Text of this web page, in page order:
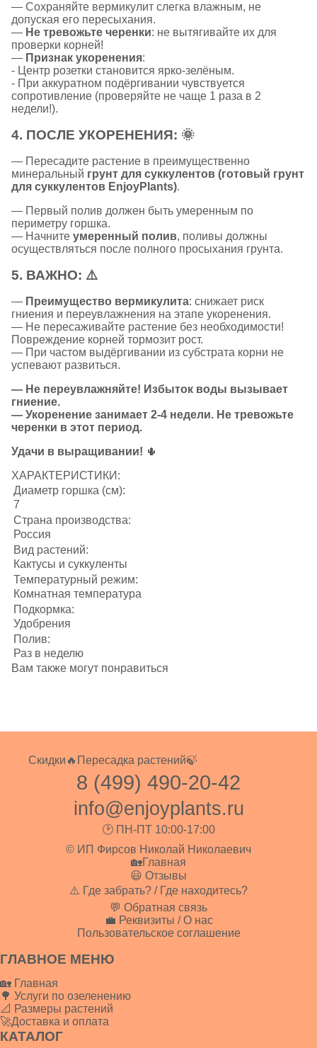
— Сохраняйте вермикулит слегка влажным, не
допуская его пересыхания.
— Не тревожьте черенки: не вытягивайте их для
проверки корней!
— Признак укоренения:
- Центр розетки становится ярко-зелёным.
- При аккуратном подёргивании чувствуется
сопротивление (проверяйте не чаще 1 раза в 2
недели!).
4. ПОСЛЕ УКОРЕНЕНИЯ: 🌞
— Пересадите растение в преимущественно
минеральный грунт для суккулентов (готовый грунт
для суккулентов EnjoyPlants).
— Первый полив должен быть умеренным по
периметру горшка.
— Начните умеренный полив, поливы должны
осуществляться после полного просыхания грунта.
5. ВАЖНО: ⚠️
— Преимущество вермикулита: снижает риск
гниения и переувлажнения на этапе укоренения.
— Не пересаживайте растение без необходимости!
Повреждение корней тормозит рост.
— При частом выдёргивании из субстрата корни не
успевают развиться.
— Не переувлажняйте! Избыток воды вызывает
гниение.
— Укоренение занимает 2-4 недели. Не тревожьте
черенки в этот период.
Удачи в выращивании! 🌵
ХАРАКТЕРИСТИКИ:
Диаметр горшка (см):
7
Страна производства:
Россия
Вид растений:
Кактусы и суккуленты
Температурный режим:
Комнатная температура
Подкормка:
Удобрения
Полив:
Раз в неделю
Вам также могут понравиться
Скидки🔥 Пересадка растений🍃
8 (499) 490-20-42
info@enjoyplants.ru
🕑 ПН-ПТ 10:00-17:00
© ИП Фирсов Николай Николаевич
🏡Главная
😃 Отзывы
⚠️ Где забрать? / Где находитесь?
💬 Обратная связь
💼 Реквизиты / О нас
Пользовательское соглашение
ГЛАВНОЕ МЕНЮ
🏡 Главная
🌳 Услуги по озеленению
📐 Размеры растений
🚀Доставка и оплата
КАТАЛОГ